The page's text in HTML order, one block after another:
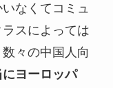
なくてコミュ
スによっては
々の中国人向
ヨーロッパ